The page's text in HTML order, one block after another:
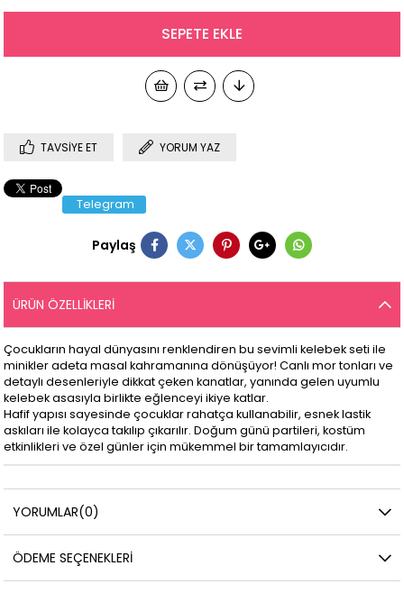
TAVSIYE ET YORUM YAZ
Telegram
Paylaş
ÜRÜN ÖZELLIKLERI
Çocukların hayal dünyasını renklendiren bu sevimli kelebek seti ile
minikler adeta masal kahramanına dönüşüyor! Canlı mor tonları ve
detaylı desenleriyle dikkat çeken kanatlar, yanında gelen uyumlu
kelebek asasıyla birlikte eğlenceyi ikiye katlar.
Hafif yapısı sayesinde çocuklar rahatça kullanabilir, esnek lastik
askıları ile kolayca takılıp çıkarılır. Doğum günü partileri, kostüm
etkinlikleri ve özel günler için mükemmel bir tamamlayıcıdır.
YORUMLAR(0)
ÖDEME SEÇENEKLERI